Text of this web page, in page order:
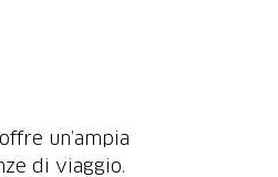
un’ampia
di viaggio.